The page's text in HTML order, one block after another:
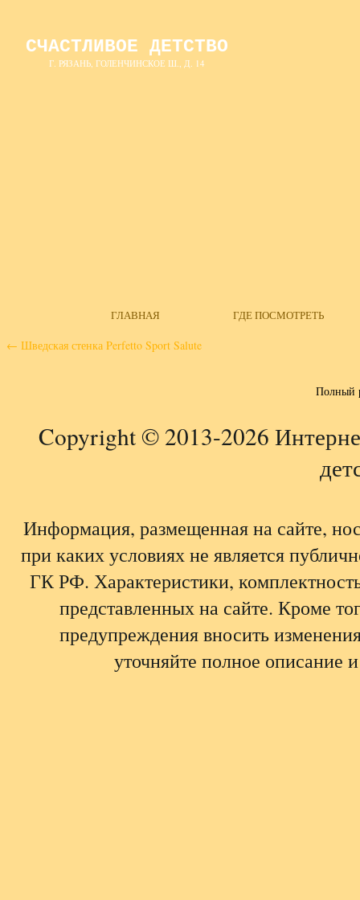
СЧАСТЛИВОЕ ДЕТСТВО
Г. РЯЗАНЬ, ГОЛЕНЧИНСКОЕ Ш., Д. 14
ГЛАВНАЯ ГДЕ ПОСМОТРЕТЬ
← Шведская стенка Perfetto Sport Salute
Полный
Copyright © 2013-2026
Информация, размещенная на сайте,
при каких условиях не является
ГК РФ. Характеристики,
представленных на сайте. Кроме
предупреждения вносить
уточняйте полное описание